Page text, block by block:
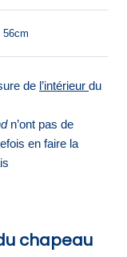
56cm
de l’intérieur du
n’ont pas de
en faire la
chapeau